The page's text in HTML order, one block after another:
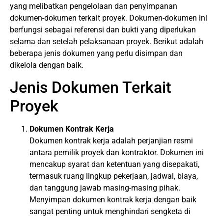
yang melibatkan pengelolaan dan penyimpanan
dokumen-dokumen terkait proyek. Dokumen-dokumen ini
berfungsi sebagai referensi dan bukti yang diperlukan
selama dan setelah pelaksanaan proyek. Berikut adalah
beberapa jenis dokumen yang perlu disimpan dan
dikelola dengan baik.
Jenis Dokumen Terkait
Proyek
Dokumen Kontrak Kerja
Dokumen kontrak kerja adalah perjanjian resmi
antara pemilik proyek dan kontraktor. Dokumen ini
mencakup syarat dan ketentuan yang disepakati,
termasuk ruang lingkup pekerjaan, jadwal, biaya,
dan tanggung jawab masing-masing pihak.
Menyimpan dokumen kontrak kerja dengan baik
sangat penting untuk menghindari sengketa di